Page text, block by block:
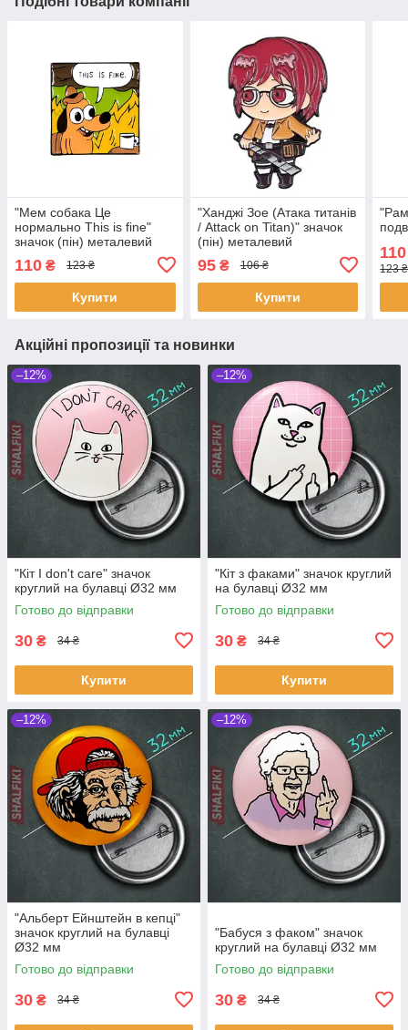
"Мем собака Це
нормально This is fine"
значок (пін) металевий
110 ₴ 123 ₴
Купити
"Ханджі Зое (Атака титанів
/ Attack on Titan)" значок
(пін) металевий
95₴ 106 ₴
Купити
110
123
Акційні пропозиції та новинки
–12%
"Кіт I don't care" значок
круглий на булавці Ø32 мм
Готово до відправки
30 ₴ 34 ₴
Купити
–12%
"Кіт з факами" значок круглий
на булавці Ø32 мм
Готово до відправки
30 ₴ 34 ₴
Купити
–12%
"Альберт Ейнштейн в кепці"
значок круглий на булавці
Ø32 мм
Готово до відправки
30 ₴ 34 ₴
–12%
"Бабуся з факом" значок
круглий на булавці Ø32 мм
Готово до відправки
30 ₴ 34 ₴